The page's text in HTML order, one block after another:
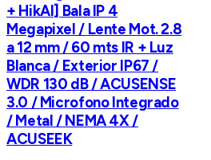
+ HikAI] Bala IP 4
Megapixel / Lente Mot. 2.8
a 12 mm / 60 mts IR + Luz
Blanca / Exterior IP67 /
WDR 130 dB / ACUSENSE
3.0 / Microfono Integrado
/ Metal / NEMA 4X /
ACUSEEK